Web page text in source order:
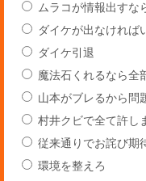
ムラコが情報出すな
ダイケが出なければ
ダイケ引退
魔法石くれるなら全
山本がブレるから問
村井クビで全て許し
従来通りでお詫び期
環境を整えろ